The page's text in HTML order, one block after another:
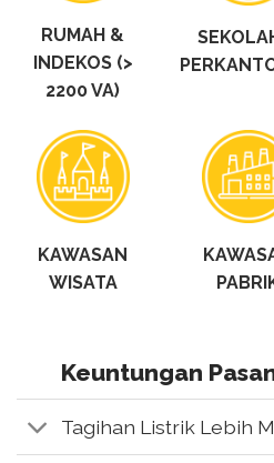
RUMAH &
INDEKOS (>
2200 VA)
KAWASAN
WISATA
Keuntungan
Tagihan Listrik Lebih